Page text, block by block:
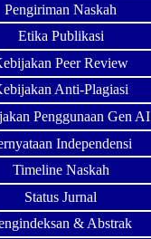
Pengiriman Naskah
Etika Publikasi
Peer Review
Anti-Plagiasi
Penggunaan Gen AI
Independensi
Timeline Naskah
Status Jurnal
& Abstrak